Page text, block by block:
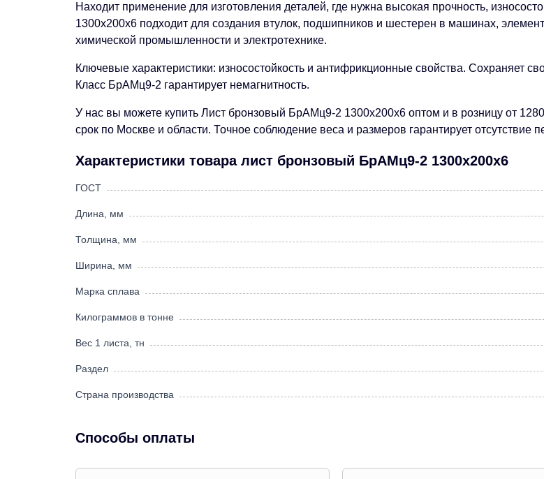
Находит применение для изготовления деталей, где нужна высокая прочность,
1300х200х6 подходит для создания втулок, подшипников и шестерен в машинах,
химической промышленности и электротехнике.
Ключевые характеристики: износостойкость и антифрикционные свойства. Сохраняет
Класс БрАМц9-2 гарантирует немагнитность.
У нас вы можете купить Лист бронзовый БрАМц9-2 1300х200х6 оптом и в розницу от
срок по Москве и области. Точное соблюдение веса и размеров гарантирует отсутствие
Характеристики товара лист бронзовый БрАМц9-2 1300х200х6
ГОСТ
Длина, мм
Толщина, мм
Ширина, мм
Марка сплава
Килограммов в тонне
Вес 1 листа, тн
Раздел
Страна производства
Способы оплаты